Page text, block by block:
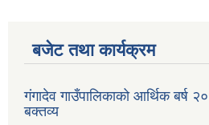
बजेट तथा कार्यक्रम
गंगादेव गाउँपालिकाको आर्थिक बर्ष
बक्तव्य